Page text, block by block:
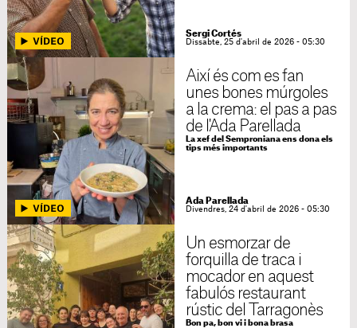
Sergi Cortés
Dissabte, 25 d'abril de 2026 - 05:30
Així és com es fan
unes bones múrgoles
a la crema: el pas a pas
de l'Ada Parellada
La xef del Semproniana ens dona els
tips més importants
Ada Parellada
Divendres, 24 d'abril de 2026 - 05:30
Un esmorzar de
forquilla de traca i
mocador en aquest
fabulós restaurant
rústic del Tarragonès
Bon pa, bon vi i bona brasa